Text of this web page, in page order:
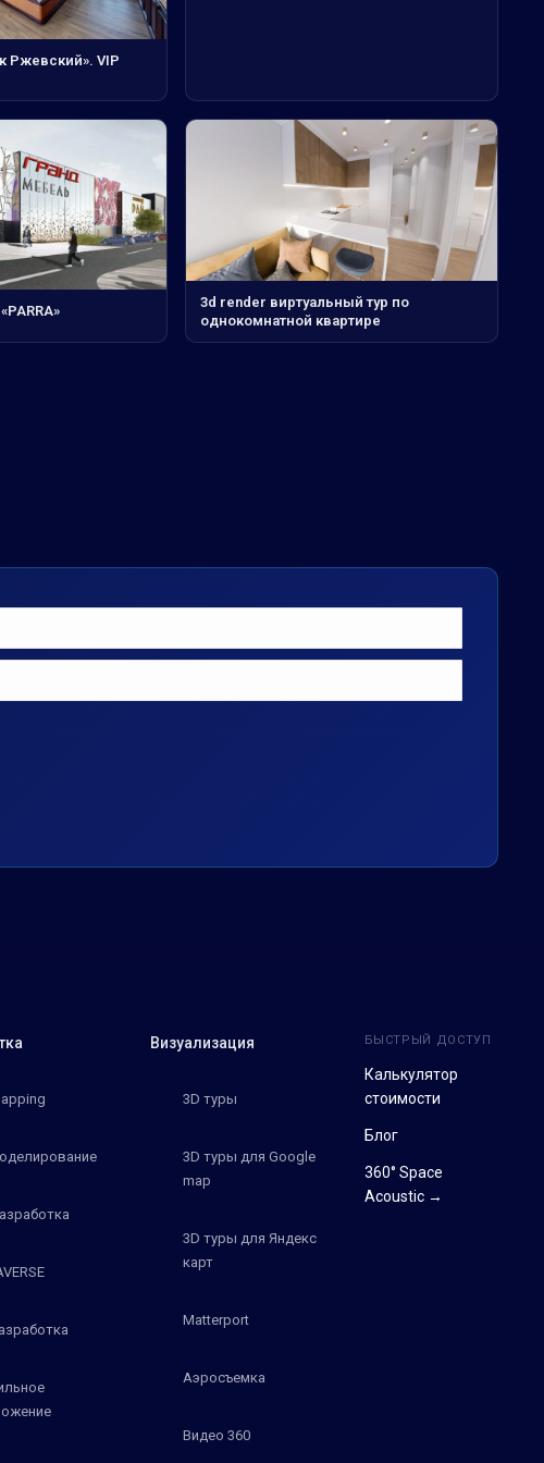
Ржевский». VIP
3d render виртуальный тур по
однокомнатной квартире
Визуализация
3D туры
3D туры для Google
map
3D туры для Яндекс
карт
Matterport
Аэросъемка
Видео 360
БЫСТРЫЙ ДОСТУП
Калькулятор
стоимости
Блог
360° Space
Acoustic →